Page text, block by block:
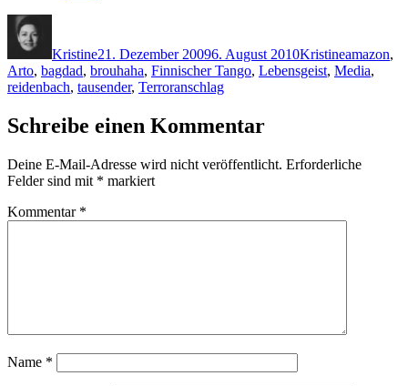
Kristine21. Dezember 20096. August 2010Kristineamazon,
Arto, bagdad, brouhaha, Finnischer Tango, Lebensgeist, Media,
reidenbach, tausender, Terroranschlag
Schreibe einen Kommentar
Deine E-Mail-Adresse wird nicht veröffentlicht. Erforderliche
Felder sind mit * markiert
Kommentar *
Name *